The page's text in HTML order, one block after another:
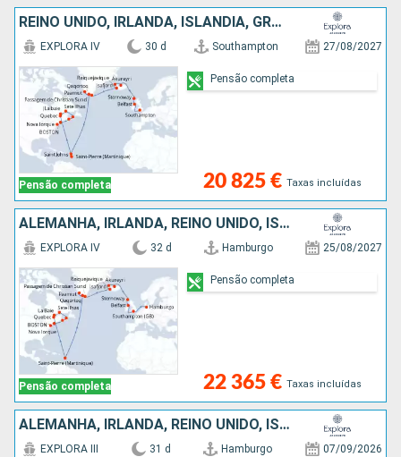
REINO UNIDO, IRLANDA, ISLÂNDIA, GROENLANDIA, ANTÍGUA E BARBUDA, MARTINICA, CANADÁ, ESTADOS UNIDOS
Pensão completa
EXPLORA IV 30 d Southampton 27/08/2027
20 825 € Taxas incluídas
Pensão completa
ALEMANHA, IRLANDA, REINO UNIDO, ISLÂNDIA, GROENLANDIA, ANTÍGUA E BARBUDA, MARTINICA, CANADÁ, ESTADOS UNIDOS
Pensão completa
EXPLORA IV 32 d Hamburgo 25/08/2027
22 365 € Taxas incluídas
Pensão completa
ALEMANHA, IRLANDA, REINO UNIDO, ISLÂNDIA, GROENLANDIA, CANADÁ, ESTADOS UNIDOS
EXPLORA III 31 d Hamburgo 07/09/2026